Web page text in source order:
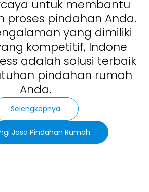
untuk membantu
proses pindahan Anda.
yang dimiliki
kompetitif, Indone
adalah solusi terbaik
pindahan rumah
Anda.
Selengkapnya
Jasa Pindahan Rumah